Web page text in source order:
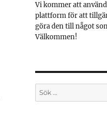
Vi kommer att
plattform för att
göra den till något
Välkommen!
Sök
efter: